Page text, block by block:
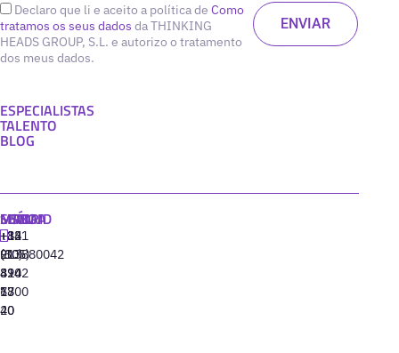
Declaro que li e aceito a política de Como
tratamos os seus dados da THINKING
HEADS GROUP, S.L. e autorizo o tratamento
dos meus dados.
ESPECIALISTAS
TALENTO
BLOG
MADRID
+34
91
310
77
40
MIAMI
+1
(305)
424
13
20
SEÚL
+82
(10)
8942
6800
LISBOA
‪+351
213880042